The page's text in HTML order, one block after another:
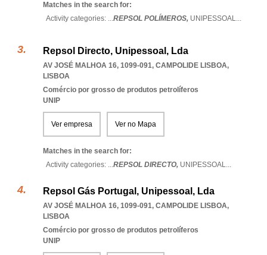
Matches in the search for:
Activity categories: ...REPSOL POLÍMEROS, UNIPESSOAL...
Repsol Directo, Unipessoal, Lda
AV JOSÉ MALHOA 16, 1099-091, CAMPOLIDE LISBOA,
LISBOA
Comércio por grosso de produtos petrolíferos
UNIP
Ver empresa Ver no Mapa
Matches in the search for:
Activity categories: ...REPSOL DIRECTO, UNIPESSOAL...
Repsol Gás Portugal, Unipessoal, Lda
AV JOSÉ MALHOA 16, 1099-091, CAMPOLIDE LISBOA,
LISBOA
Comércio por grosso de produtos petrolíferos
UNIP